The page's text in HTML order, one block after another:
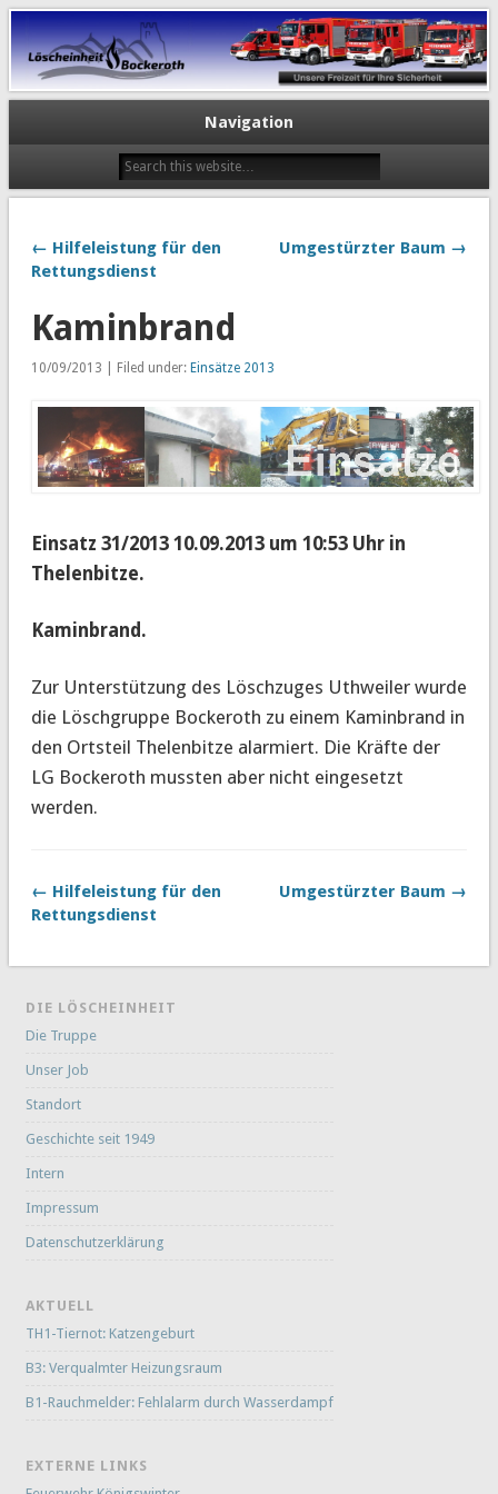
Navigation
← Hilfeleistung für den
Rettungsdienst
Umgestürzter Baum →
Kaminbrand
10/09/2013 | Filed under: Einsätze 2013
Einsatz 31/2013 10.09.2013 um 10:53 Uhr in
Thelenbitze.
Kaminbrand.
Zur Unterstützung des Löschzuges Uthweiler wurde
die Löschgruppe Bockeroth zu einem Kaminbrand in
den Ortsteil Thelenbitze alarmiert. Die Kräfte der
LG Bockeroth mussten aber nicht eingesetzt
werden.
← Hilfeleistung für den
Rettungsdienst
Umgestürzter Baum →
DIE LÖSCHEINHEIT
Die Truppe
Unser Job
Standort
Geschichte seit 1949
Intern
Impressum
Datenschutzerklärung
AKTUELL
TH1-Tiernot: Katzengeburt
B3: Verqualmter Heizungsraum
B1-Rauchmelder: Fehlalarm durch Wasserdampf
EXTERNE LINKS